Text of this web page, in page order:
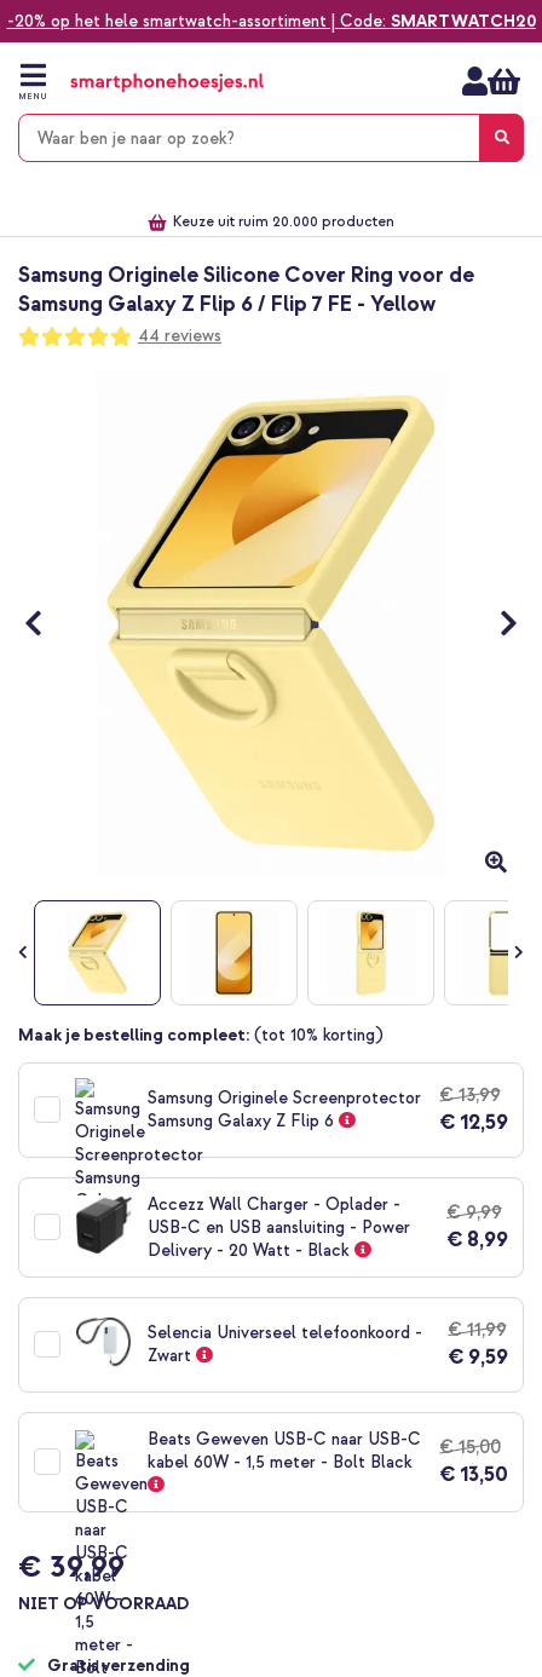
-20% op het hele smartwatch-assortiment | Code: SMARTWATCH20
naar
inhoud
MENU
Keuze uit ruim 20.000 producten
Samsung Originele Silicone Cover Ring voor de
Samsung Galaxy Z Flip 6 / Flip 7 FE - Yellow
Waardering:
97
100
44 reviews
Ga
begin
van
de
afbeeldingen-
Maak je bestelling compleet: (tot 10% korting)
Samsung Originele Screenprotector
Samsung Galaxy Z Flip 6
€ 13,99
€ 12,59
Accezz Wall Charger - Oplader -
USB-C en USB aansluiting - Power
Delivery - 20 Watt - Black
€ 9,99
€ 8,99
Selencia Universeel telefoonkoord -
Zwart
€ 11,99
€ 9,59
Beats Geweven USB-C naar USB-C
kabel 60W - 1,5 meter - Bolt Black
€ 15,00
€ 13,50
€ 39,99
NIET OP VOORRAAD
Gratis verzending